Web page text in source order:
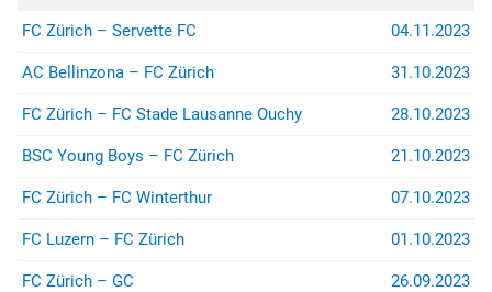
FC Zürich – Servette FC 04.11.2023
AC Bellinzona – FC Zürich 31.10.2023
FC Zürich – FC Stade Lausanne Ouchy 28.10.2023
BSC Young Boys – FC Zürich 21.10.2023
FC Zürich – FC Winterthur 07.10.2023
FC Luzern – FC Zürich 01.10.2023
FC Zürich – GC 26.09.2023